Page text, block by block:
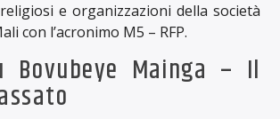
e organizzazioni della società
con l’acronimo M5 – RFP.
Bovubeye Mainga – Il